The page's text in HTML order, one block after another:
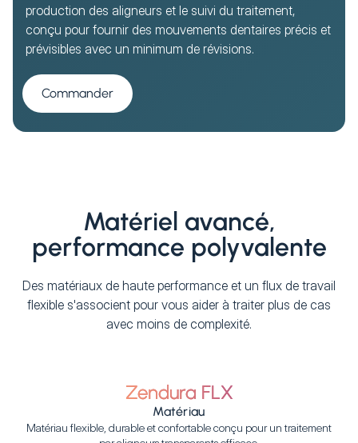
production des aligneurs et le suivi du traitement,
conçu pour fournir des mouvements dentaires précis et
prévisibles avec un minimum de révisions.
Commander
Matériel avancé,
performance polyvalente
Des matériaux de haute performance et un flux de travail
flexible s'associent pour vous aider à traiter plus de cas
avec moins de complexité.
Zendura FLX
Matériau
Matériau flexible, durable et confortable conçu pour un traitement